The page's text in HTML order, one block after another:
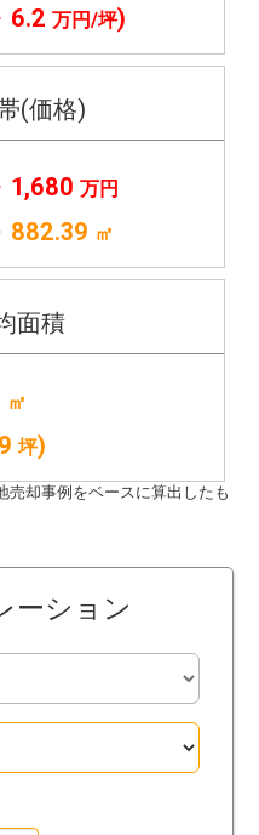
6.2 万円/坪)
(価格)
1,680 万円
882.39 ㎡
面積
㎡
坪)
却事例をベースに算出したも
ーション